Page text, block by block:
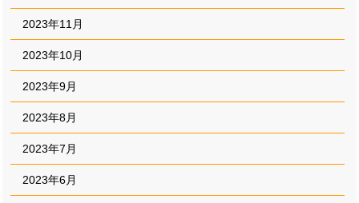
2023年11月
2023年10月
2023年9月
2023年8月
2023年7月
2023年6月